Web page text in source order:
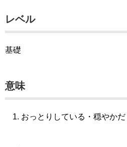
レベル
基礎
意味
おっとりしている・穏やかだ